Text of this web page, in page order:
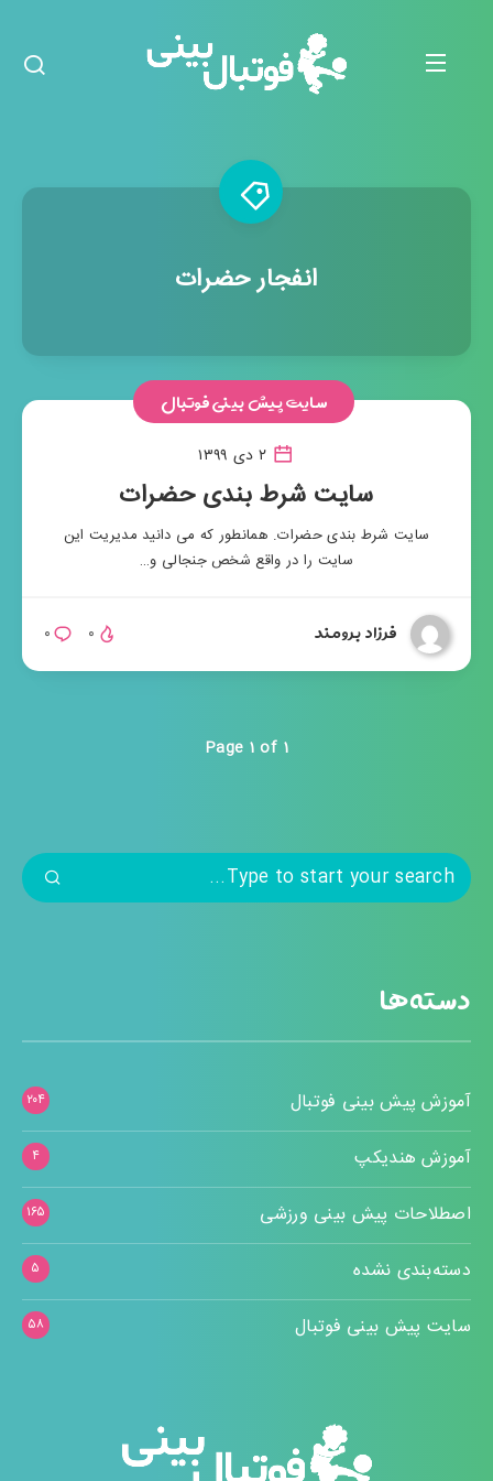
انفجار حضرات
سایت پیش بینی فوتبال
سایت شرط بندی حضرات
سایت شرط بندی حضرات. همانطور که می دانید مدیریت این
سایت را در واقع شخص جنجالی و…
فرزاد برومند ۰ ۰
Page 1 of 1
دسته‌ها
آموزش پیش بینی فوتبال ۲۰۴
آموزش هندیکپ ۴
اصطلاحات پیش بینی ورزشی ۱۶۵
دسته‌بندی نشده ۵
سایت پیش بینی فوتبال ۵۸